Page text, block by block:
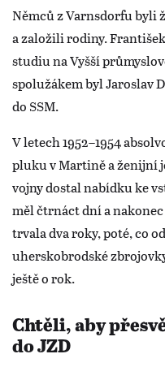
Němců z Varnsdorfu byli
a založili rodiny.
studiu na Vyšší
spolužákem byl Jaroslav
do SSM.
V letech 1952–1954
pluku v Martině a ženijní
vojny dostal nabídku ke
měl čtrnáct dní a
trvala dva roky, poté, co
uherskobrodské
ještě o rok.
Chtěli, aby
do JZD